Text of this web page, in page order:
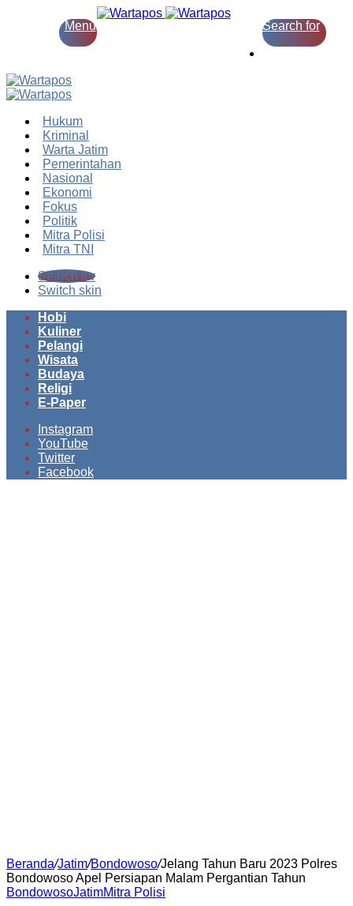
Menu Search for
Hukum
Kriminal
Warta Jatim
Pemerintahan
Nasional
Ekonomi
Fokus
Politik
Mitra Polisi
Mitra TNI
Search for
Switch skin
Hobi
Kuliner
Pelangi
Wisata
Budaya
Religi
E-Paper
Instagram
YouTube
Twitter
Facebook
Beranda/Jatim/Bondowoso/Jelang Tahun Baru 2023 Polres
Bondowoso Apel Persiapan Malam Pergantian Tahun
BondowosoJatimMitra Polisi